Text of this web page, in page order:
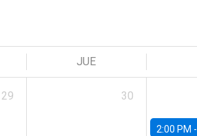
JUE
29 30
2:00 PM -